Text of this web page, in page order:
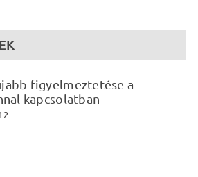
figyelmeztetése a
kapcsolatban